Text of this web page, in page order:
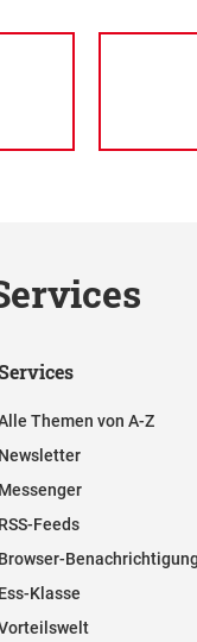
Themen von A-Z
Newsletter
Messenger
RSS-Feeds
Browser-Benachrichtigung
Ess-Klasse